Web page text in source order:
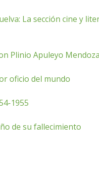
La sección cine y
Plinio Apuleyo Mendoza
oficio del mundo
1955
de su fallecimiento